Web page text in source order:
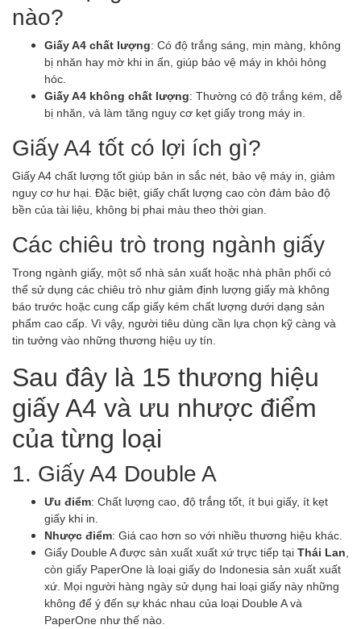
nào?
Giấy A4 chất lượng: Có độ trắng sáng, mịn màng, không
bị nhăn hay mờ khi in ấn, giúp bảo vệ máy in khỏi hỏng
hóc.
Giấy A4 không chất lượng: Thường có độ trắng kém, dễ
bị nhăn, và làm tăng nguy cơ kẹt giấy trong máy in.
Giấy A4 tốt có lợi ích gì?
Giấy A4 chất lượng tốt giúp bản in sắc nét, bảo vệ máy in, giảm
nguy cơ hư hại. Đặc biệt, giấy chất lượng cao còn đảm bảo độ
bền của tài liệu, không bị phai màu theo thời gian.
Các chiêu trò trong ngành giấy
Trong ngành giấy, một số nhà sản xuất hoặc nhà phân phối có
thể sử dụng các chiêu trò như giảm định lượng giấy mà không
báo trước hoặc cung cấp giấy kém chất lượng dưới dạng sản
phẩm cao cấp. Vì vậy, người tiêu dùng cần lựa chọn kỹ càng và
tin tưởng vào những thương hiệu uy tín.
Sau đây là 15 thương hiệu
giấy A4 và ưu nhược điểm
của từng loại
1. Giấy A4 Double A
Ưu điểm: Chất lượng cao, độ trắng tốt, ít bụi giấy, ít kẹt
giấy khi in.
Nhược điểm: Giá cao hơn so với nhiều thương hiệu khác.
Giấy Double A được sản xuất xuất xứ trực tiếp tại Thái Lan
còn giấy PaperOne là loại giấy do Indonesia sản xuất xuất
xứ. Mọi người hàng ngày sử dụng hai loại giấy này những
không để ý đến sự khác nhau của loại Double A và
PaperOne như thế nào.